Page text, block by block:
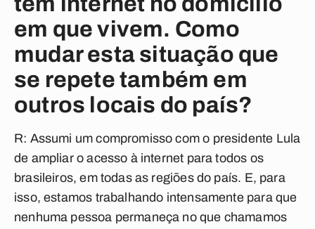
em que vivem. Como
mudar esta situação que
se repete também em
outros locais do país?
R: Assumi um compromisso com o presidente Lula
de ampliar o acesso à internet para todos os
brasileiros, em todas as regiões do país. E, para
isso, estamos trabalhando intensamente para que
nenhuma pessoa permaneça no que chamamos